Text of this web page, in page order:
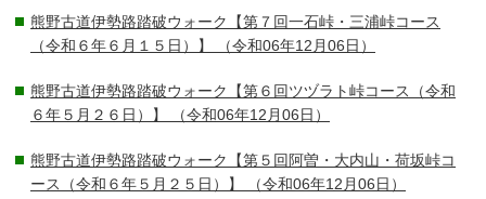
熊野古道伊勢路踏破ウォーク【第７回一石峠・三浦峠コース
（令和６年６月１５日）】
（令和06年12月06日）
熊野古道伊勢路踏破ウォーク【第６回ツヅラト峠コース（令和
６年５月２６日）】
（令和06年12月06日）
熊野古道伊勢路踏破ウォーク【第５回阿曽・大内山・荷坂峠コ
ース（令和６年５月２５日）】
（令和06年12月06日）